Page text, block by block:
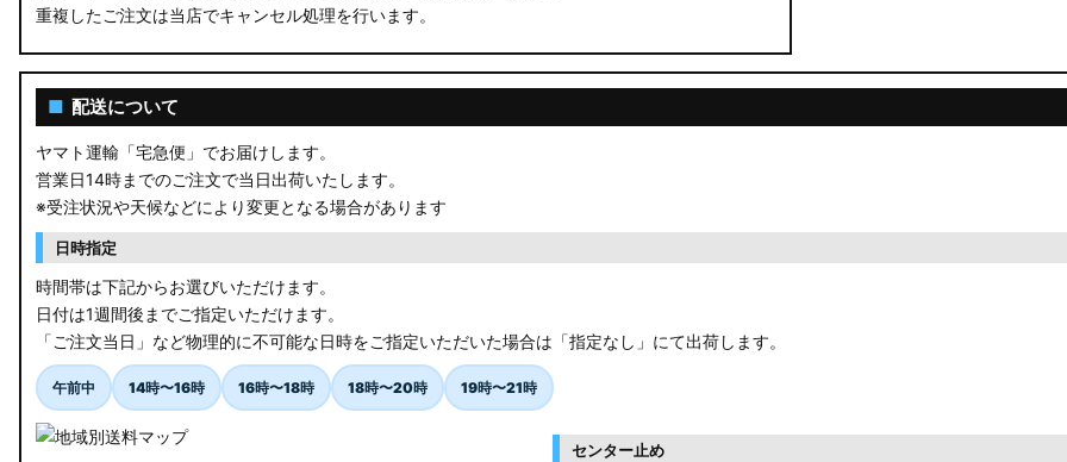
RU3/4 ヴェゼル
RP6/7 ステップワゴン
RP1/2 RP3/4 ステップワゴン/スパーダ
RK5/6 ステップワゴンスパーダ
RC1/2 オデッセイ
GB5〜8 フリード
GR フィット
GP5/6 GK3〜6 フィット
重複したご注文は当店でキャンセル処理を行います。
■ 配送について
ヤマト運輸「宅急便」でお届けします。
営業日14時までのご注文で当日出荷いたします。
※受注状況や天候などにより変更となる場合があります
日時指定
時間帯は下記からお選びいただけます。
日付は1週間後までご指定いただけます。
「ご注文当日」など物理的に不可能な日時をご指定いただいた場合は「指定なし」にて出荷します。
午前中 14時〜16時 16時〜18時 18時〜20時 19時〜21時
センター止め